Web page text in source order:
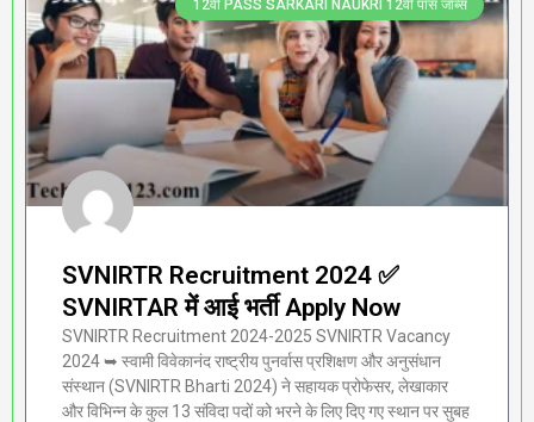
12वीं PASS SARKARI NAUKRI 12वीं पास जॉब्स
SVNIRTR Recruitment 2024 ✅
SVNIRTAR में आई भर्ती Apply Now
SVNIRTR Recruitment 2024-2025 SVNIRTR Vacancy
2024 ➥ स्वामी विवेकानंद राष्ट्रीय पुनर्वास प्रशिक्षण और अनुसंधान
संस्थान (SVNIRTR Bharti 2024) ने सहायक प्रोफेसर, लेखाकार
और विभिन्न के कुल 13 संविदा पदों को भरने के लिए दिए गए स्थान पर सुबह